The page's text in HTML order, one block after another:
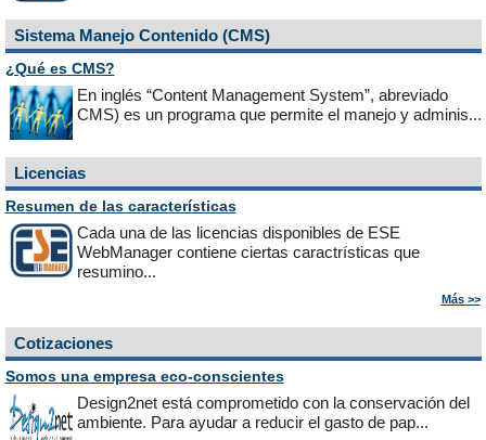
Sistema Manejo Contenido (CMS)
¿Qué es CMS?
En inglés “Content Management System”, abreviado
CMS) es un programa que permite el manejo y adminis...
Licencias
Resumen de las características
Cada una de las licencias disponibles de ESE
WebManager contiene ciertas caractrísticas que
resumino...
Más >>
Cotizaciones
Somos una empresa eco-conscientes
Design2net está comprometido con la conservación del
ambiente. Para ayudar a reducir el gasto de pap...